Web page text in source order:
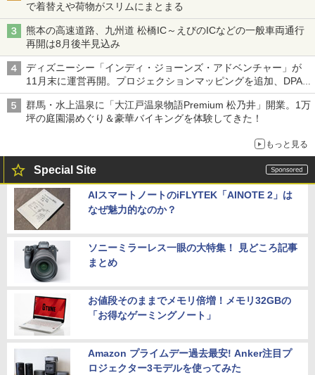
で着替えや荷物がスリムにまとまる
熊本の高速道路、九州道 松橋IC～えびのICなどの一般車両通行
再開は8月後半見込み
ディズニーシー「インディ・ジョーンズ・アドベンチャー」が
11月末に運営再開。プロジェクションマッピングを追加、DPA
は1500円
群馬・水上温泉に「大江戸温泉物語Premium 松乃井」開業。1万
坪の庭園湯めぐり＆豪華バイキングを体験してきた！
もっと見る
Special Site
AIスマートノートのiFLYTEK「AINOTE 2」は
なぜ魅力的なのか？
ソニーミラーレス一眼の大特集！ 見どころ記事
まとめ
お値段そのままでメモリ倍増！メモリ32GBの
「お得なゲーミングノート」
Amazon プライムデー過去最安! Anker注目プ
ロジェクター3モデルを使ってみた